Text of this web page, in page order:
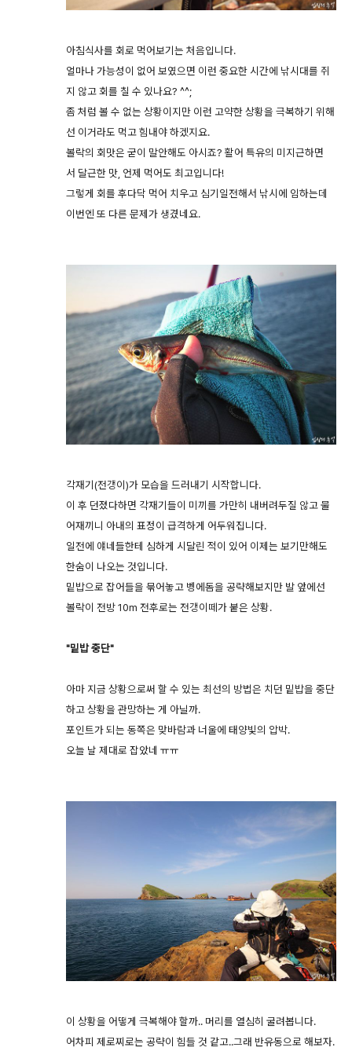
아침식사를 회로 먹어보기는 처음입니다.
얼마나 가능성이 없어 보였으면 이런 중요한 시간에 낚시대를 쥐
지 않고 회를 칠 수 있나요? ^^;
좀 처럼 볼 수 없는 상황이지만 이런 고약한 상황을 극복하기 위해
선 이거라도 먹고 힘내야 하겠지요.
볼락의 회맛은 굳이 말안해도 아시죠? 활어 특유의 미지근하면
서 달근한 맛, 언제 먹어도 최고입니다!
그렇게 회를 후다닥 먹어 치우고 심기일전해서 낚시에 임하는데
이번엔 또 다른 문제가 생겼네요.
각재기(전갱이)가 모습을 드러내기 시작합니다.
이 후 던졌다하면 각재기들이 미끼를 가만히 내버려두질 않고 물
어재끼니 아내의 표정이 급격하게 어두워집니다.
일전에 얘네들한테 심하게 시달린 적이 있어 이제는 보기만해도
한숨이 나오는 것입니다.
밑밥으로 잡어들을 묶어놓고 벵에돔을 공략해보지만 발 앞에선
볼락이 전방 10m 전후로는 전갱이떼가 붙은 상황.
"밑밥 중단"
아마 지금 상황으로써 할 수 있는 최선의 방법은 치던 밑밥을 중단
하고 상황을 관망하는 게 아닐까.
포인트가 되는 동쪽은 맞바람과 너울에 태양빛의 압박.
오늘 날 제대로 잡았네 ㅠㅠ
이 상황을 어떻게 극복해야 할까.. 머리를 열심히 굴려봅니다.
어차피 제로찌로는 공략이 힘들 것 같고..그래 반유동으로 해보자.